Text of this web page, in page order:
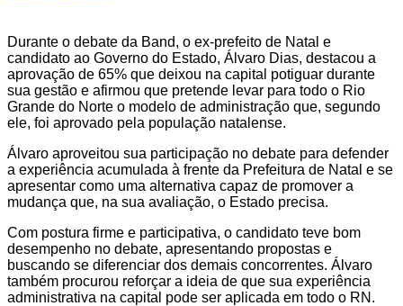
Durante o debate da Band, o ex-prefeito de Natal e
candidato ao Governo do Estado, Álvaro Dias, destacou a
aprovação de 65% que deixou na capital potiguar durante
sua gestão e afirmou que pretende levar para todo o Rio
Grande do Norte o modelo de administração que, segundo
ele, foi aprovado pela população natalense.
Álvaro aproveitou sua participação no debate para defender
a experiência acumulada à frente da Prefeitura de Natal e se
apresentar como uma alternativa capaz de promover a
mudança que, na sua avaliação, o Estado precisa.
Com postura firme e participativa, o candidato teve bom
desempenho no debate, apresentando propostas e
buscando se diferenciar dos demais concorrentes. Álvaro
também procurou reforçar a ideia de que sua experiência
administrativa na capital pode ser aplicada em todo o RN.